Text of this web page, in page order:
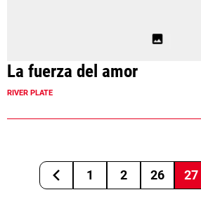
La fuerza del amor
RIVER PLATE
1 2 26 27